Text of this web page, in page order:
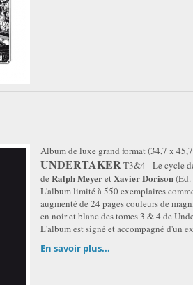
Album de luxe grand format (34,7 x
UNDERTAKERT3&4 - Le cycle
de Ralph MeyeretXavier Dorison
L'album limité à 550 exemplaires
augmenté de 24 pages couleurs de
en noir et blanc des tomes 3 & 4 de
L'album est signé et accompagné d'un
En savoir plus...